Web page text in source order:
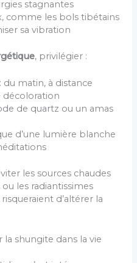
stagnantes
comme les bols tibétains
sa vibration
, privilégier :
du matin, à distance
décoloration
de quartz ou un amas
d’une lumière blanche
les sources chaudes
les radiantissimes
d’altérer la
la shungite dans la vie